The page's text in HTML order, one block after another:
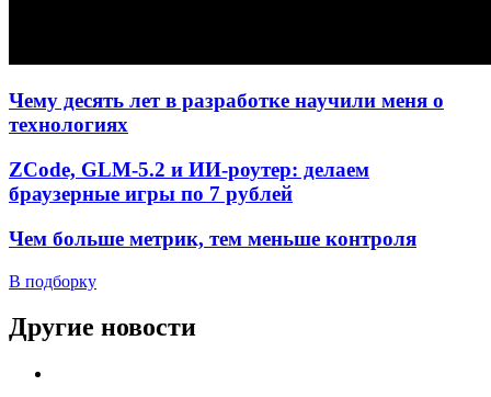
Чему десять лет в разработке научили меня о
технологиях
ZCode, GLM-5.2 и ИИ-роутер: делаем
браузерные игры по 7 рублей
Чем больше метрик, тем меньше контроля
В подборку
Другие новости